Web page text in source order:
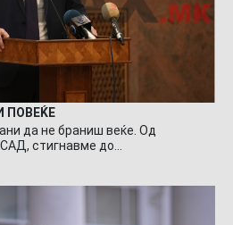
ПОВЕЌЕ
да не браниш веќе. Од
САД, стигнавме до…